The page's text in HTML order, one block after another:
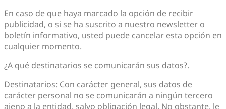
En caso de que haya marcado la opción de recibir
publicidad, o si se ha suscrito a nuestro newsletter o
boletín informativo, usted puede cancelar esta opción en
cualquier momento.
¿A qué destinatarios se comunicarán sus datos?.
Destinatarios: Con carácter general, sus datos de
carácter personal no se comunicarán a ningún tercero
ajeno a la entidad, salvo obligación legal. No obstante, le